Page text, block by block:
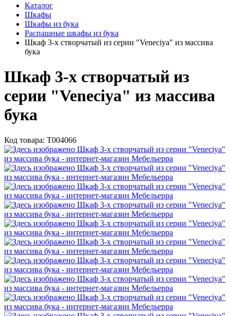
Каталог
Шкафы
Шкафы из бука
Распашные шкафы из бука
Шкаф 3-х створчатый из серии "Veneciya" из массива
бука
Шкаф 3-х створчатый из
серии "Veneciya" из массива
бука
Код товара: Т004066